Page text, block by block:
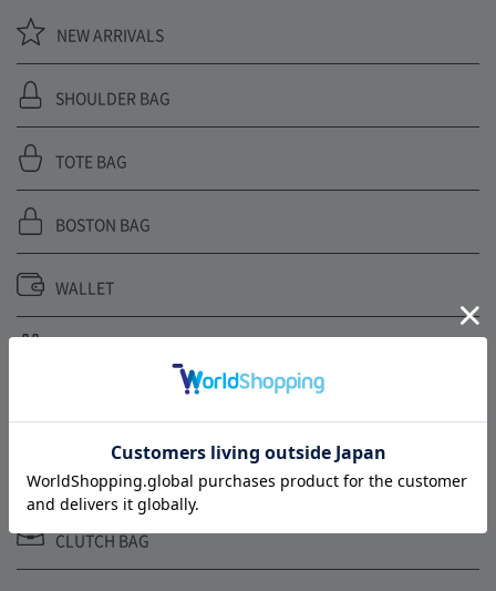
NEW ARRIVALS
SHOULDER BAG
TOTE BAG
BOSTON BAG
WALLET
CARD CASE
CLUTCH BAG